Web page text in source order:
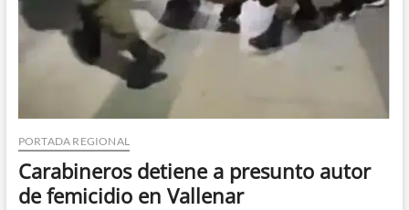
PORTADA REGIONAL
Carabineros detiene a presunto autor
de femicidio en Vallenar